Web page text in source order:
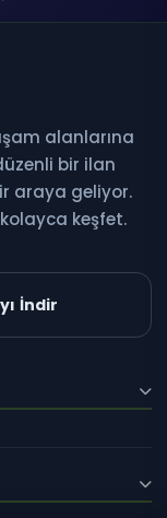
ilk siz
çıkabilirsiniz.
alanlarına
bir ilan
araya geliyor.
keşfet.
İndir